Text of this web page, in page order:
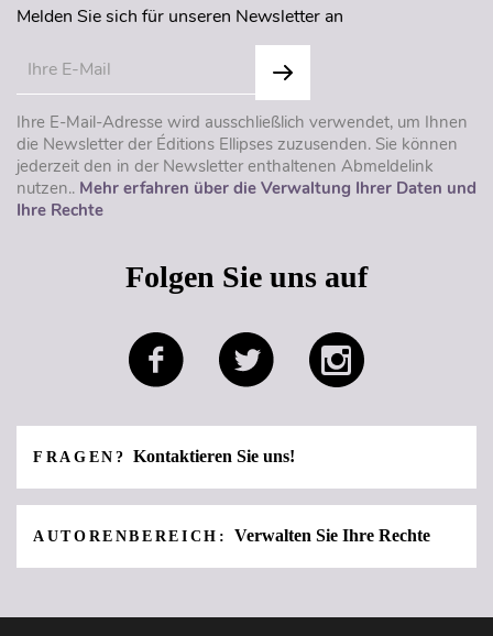
Melden Sie sich für unseren Newsletter an
Ihre E-Mail-Adresse wird ausschließlich verwendet, um Ihnen
die Newsletter der Éditions Ellipses zuzusenden. Sie können
jederzeit den in der Newsletter enthaltenen Abmeldelink
nutzen.. Mehr erfahren über die Verwaltung Ihrer Daten und
Ihre Rechte
Folgen Sie uns auf
FRAGEN?Kontaktieren Sie uns!
AUTORENBEREICH: Verwalten Sie Ihre Rechte